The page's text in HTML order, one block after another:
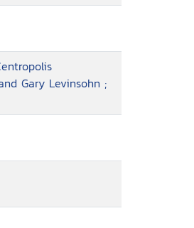
Gary Levinsohn ;